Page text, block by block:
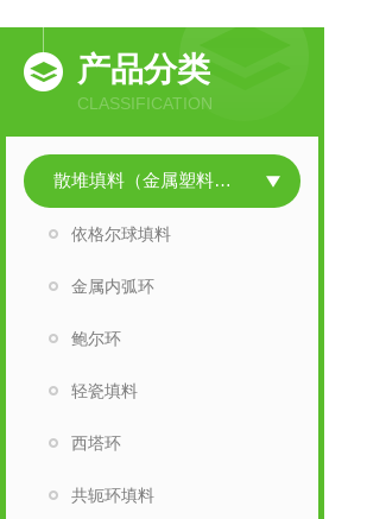
产品分类
CLASSIFICATION
散堆填料（金属塑料陶瓷）
依格尔球填料
金属内弧环
鲍尔环
轻瓷填料
西塔环
共轭环填料